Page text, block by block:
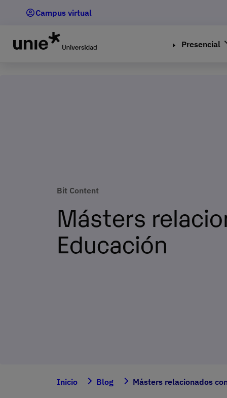
principal
Campus virtual
Presencial
Bit Content
Másters
Educación
Inicio Blog Másters relacionados